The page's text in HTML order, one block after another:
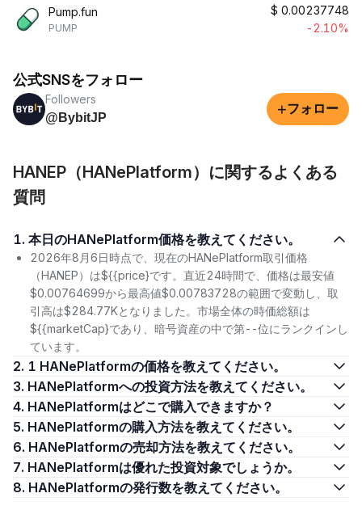
Pump.fun
PUMP
$ 0.00237748
-2.10%
公式SNSをフォロー
Followers
@BybitJP
+フォロー
HANEP（HANePlatform）に関するよくある
質問
1. 本日のHANePlatform価格を教えてください。
2026年8月6日時点で、現在のHANePlatform取引価格
（HANEP）は${{price}です。直近24時間で、価格は最安値
$0.00764699から最高値$0.00783728の範囲で変動し、取
引高は$284.77Kとなりました。市場全体の時価総額は
${{marketCap}であり、暗号資産の中で第--位にランクインし
ています。
2. 1 HANePlatformの価格を教えてください。
3. HANePlatformへの投資方法を教えてください。
4. HANePlatformはどこで購入できますか？
5. HANePlatformの購入方法を教えてください。
6. HANePlatformの売却方法を教えてください。
7. HANePlatformは優れた投資対象でしょうか。
8. HANePlatformの発行数を教えてください。